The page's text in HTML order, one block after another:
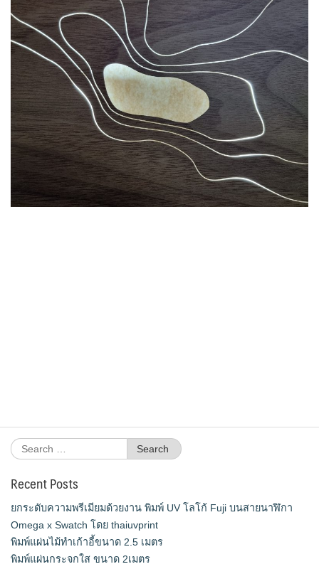
Search
for:
Recent Posts
ยกระดับความพรีเมียมด้วยงาน พิมพ์ UV โลโก้ Fuji บนสายนาฬิกา
Omega x Swatch โดย thaiuvprint
พิมพ์แผ่นไม้ทำเก้าอี้ขนาด 2.5 เมตร
พิมพ์แผ่นกระจกใส ขนาด 2เมตร